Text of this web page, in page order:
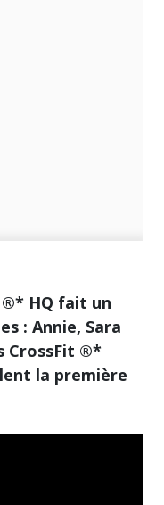
®* HQ fait un
: Annie, Sara
CrossFit ®*
la première